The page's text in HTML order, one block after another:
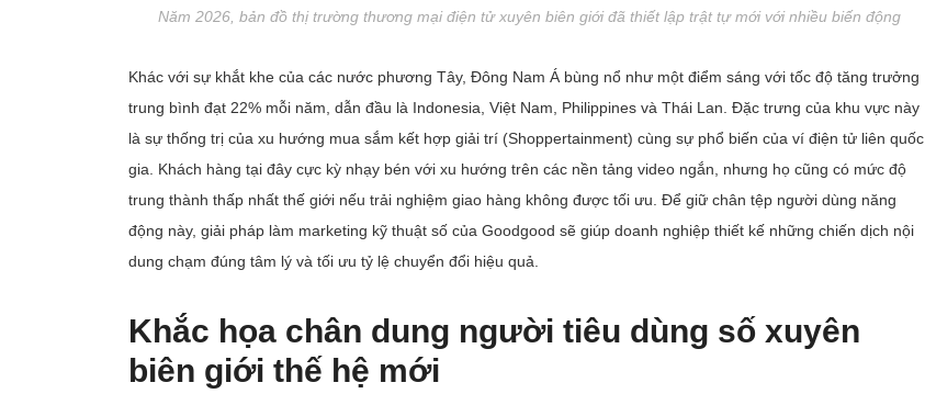
Năm 2026, bản đồ thị trường thương mại điện tử xuyên biên giới đã thiết lập trật tự mới với nhiều biến động
Khác với sự khắt khe của các nước phương Tây, Đông Nam Á bùng nổ như một điểm sáng với tốc độ tăng trưởng
trung bình đạt 22% mỗi năm, dẫn đầu là Indonesia, Việt Nam, Philippines và Thái Lan. Đặc trưng của khu vực này
là sự thống trị của xu hướng mua sắm kết hợp giải trí (Shoppertainment) cùng sự phổ biến của ví điện tử liên quốc
gia. Khách hàng tại đây cực kỳ nhạy bén với xu hướng trên các nền tảng video ngắn, nhưng họ cũng có mức độ
trung thành thấp nhất thế giới nếu trải nghiệm giao hàng không được tối ưu. Để giữ chân tệp người dùng năng
động này, giải pháp làm marketing kỹ thuật số của Goodgood sẽ giúp doanh nghiệp thiết kế những chiến dịch nội
dung chạm đúng tâm lý và tối ưu tỷ lệ chuyển đổi hiệu quả.
Khắc họa chân dung người tiêu dùng số xuyên
biên giới thế hệ mới